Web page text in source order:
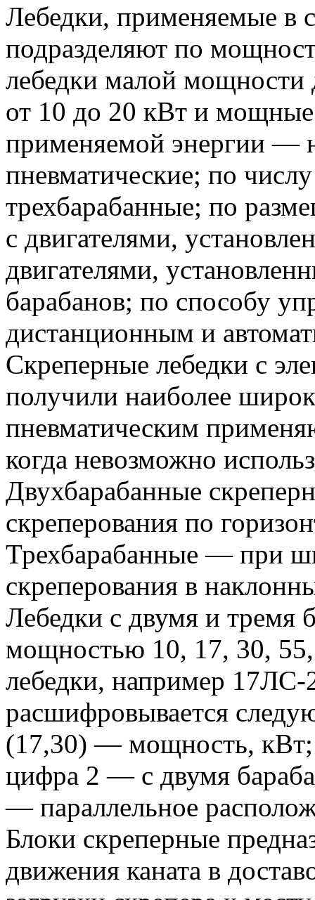
Лебедки, применяемые в
подразделяют по
лебедки малой
от 10 до 20 кВт и
применяемой энергии —
пневматические; по
трехбарабанные; по
с двигателями,
двигателями,
барабанов; по способу
дистанционным и
Скреперные лебедки с
получили наиболее
пневматическим
когда невозможно
Двухбарабанные
скреперования по
Трехбарабанные — при
скреперования в
Лебедки с двумя и тремя
мощностью 10, 17, 30,
лебедки, например
расшифровывается
(17,30) — мощность,
цифра 2 — с двумя
— параллельное
Блоки скреперные
движения каната в